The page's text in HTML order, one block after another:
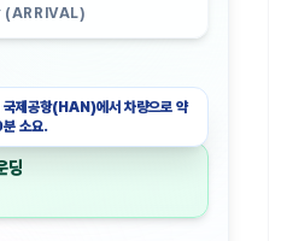
(ARRIVAL)
국제공항(HAN)에서 차량으로 약
소요.
딩